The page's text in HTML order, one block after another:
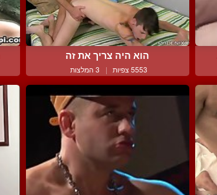
הוא היה צריך את זה
5553 צפיות | 3 המלצות